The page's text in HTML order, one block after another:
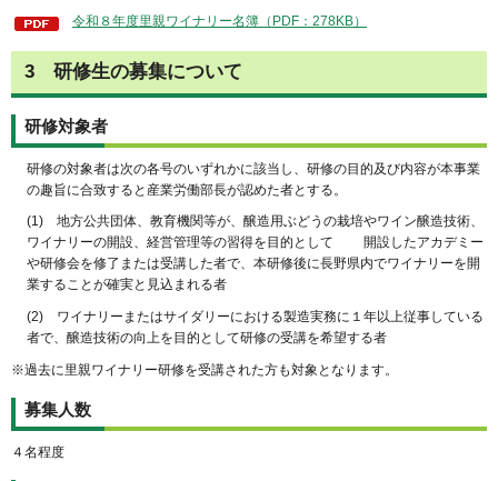
令和８年度里親ワイナリー名簿（PDF：278KB）
3 研修生の募集について
研修対象者
研修の対象者は次の各号のいずれかに該当し、研修の目的及び内容が本事業
の趣旨に合致すると産業労働部長が認めた者とする。
(1) 地方公共団体、教育機関等が、醸造用ぶどうの栽培やワイン醸造技術、
ワイナリーの開設、経営管理等の習得を目的として 開設したアカデミー
や研修会を修了または受講した者で、本研修後に長野県内でワイナリーを開
業することが確実と見込まれる者
(2) ワイナリーまたはサイダリーにおける製造実務に１年以上従事している
者で、醸造技術の向上を目的として研修の受講を希望する者
※過去に里親ワイナリー研修を受講された方も対象となります。
募集人数
４名程度